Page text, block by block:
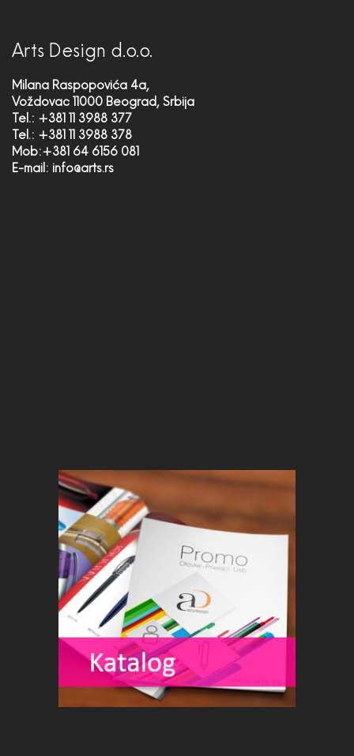
Arts Design d.o.o.
Milana Raspopovića 4a,
Voždovac 11000 Beograd, Srbija
Tel.: +381 11 3988 377
Tel.: +381 11 3988 378
Mob:+381 64 6156 081
E-mail: info@arts.rs